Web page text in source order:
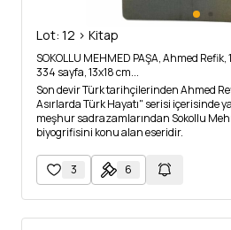
Lot: 12 > Kitap
SOKOLLU MEHMED PAŞA, Ahmed
334 sayfa, 13x18 cm...
Son devir Türk tarihçilerinden Ahmed
Asırlarda Türk Hayatı" serisi içerisinde
meşhur sadrazamlarından Sokollu
biyogrifisini konu alan eseridir.
3 6